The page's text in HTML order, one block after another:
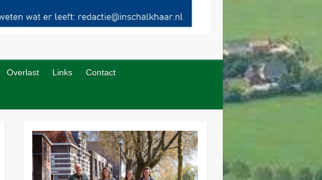
Overlast Links Contact